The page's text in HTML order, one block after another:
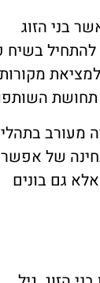
בני הזוג
להתחיל בשיח
מקורות
תחושת
מעורב
של
גם בונים